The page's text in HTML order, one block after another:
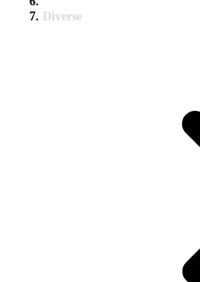
Diverse